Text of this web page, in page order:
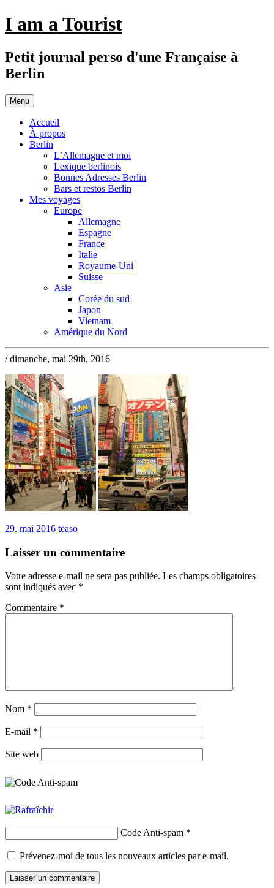
Aller
au
I am a Tourist
Petit journal perso d'une Française à
Berlin
Menu
Accueil
À propos
Berlin
L’Allemagne et moi
Lexique berlinois
Bonnes Adresses Berlin
Bars et restos Berlin
Mes voyages
Europe
Allemagne
Espagne
France
Italie
Royaume-Uni
Suisse
Asie
Corée du sud
Japon
Vietnam
Amérique du Nord
/ dimanche, mai 29th, 2016
29. mai 2016 teaso
Laisser un commentaire
Votre adresse e-mail ne sera pas publiée. Les champs obligatoires
sont indiqués avec *
Commentaire *
Nom *
E-mail *
Site web
Code Anti-spam *
Prévenez-moi de tous les nouveaux articles par e-mail.